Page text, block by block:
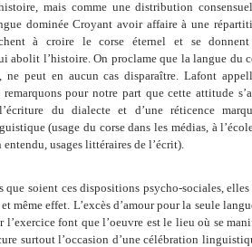
mais comme une distribution
dominée Croyant avoir affaire à une
à croire le corse éternel et se
abolit l’histoire. On proclame que la langue du
ne peut en aucun cas disparaître. Lafont
remarquons pour notre part que cette attitude
du dialecte et d’une réticence
(usage du corse dans les médias, à
usages littéraires de l’écrit).
que soient ces dispositions psycho-sociales,
même effet. L’excès d’amour pour la seule
l’exercice font que l’oeuvre est le lieu où se
surtout l’occasion d’une célébration